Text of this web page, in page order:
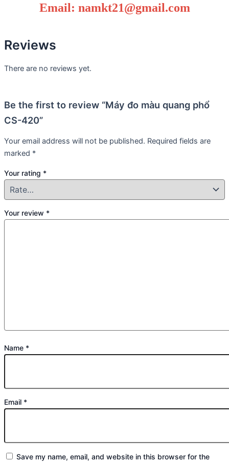
Email: namkt21@gmail.com
Reviews
There are no reviews yet.
Be the first to review “Máy đo màu quang phổ
CS-420”
Your email address will not be published. Required fields are
marked *
Your rating *
Your review *
Name *
Email *
Save my name, email, and website in this browser for the